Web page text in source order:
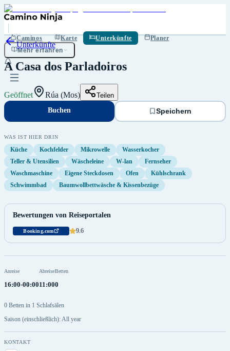
Caminos Karte Unterkünfte
Planer
Mehr erfahren
Unterkünfte
A Casa dos Parladoiros
Geöffnet Rúa (Mos) Teilen
Buchen
Buchen Speichern
WAS IST HIER DRIN
Küche Kochfelder Mikrowelle
Wasserkocher
Teller & Utensilien
Wäscheleine W-lan
Fernseher
Waschmaschine
Eigene Steckdosen Ofen
Kühlschrank
Schwimmbad
Baumwollbettwäsche & Kissenbezüge
Bewertungen von Reiseportalen
Booking.com 9.6
Anreise
16:00-00:00
Abreise
11:00
Betten
0
0 Betten in 1 Schlafsälen
Saison (einschließlich): All year
KONTAKT